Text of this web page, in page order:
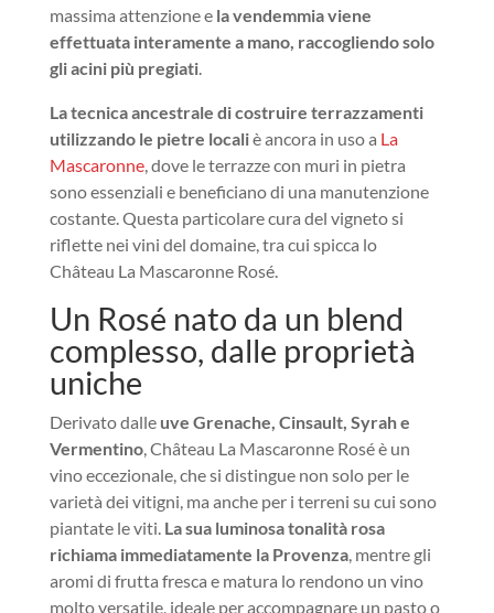
massima attenzione e la vendemmia viene
effettuata interamente a mano, raccogliendo solo
gli acini più pregiati.
La tecnica ancestrale di costruire terrazzamenti
utilizzando le pietre localiè ancora in uso a La
Mascaronne, dove le terrazze con muri in pietra
sono essenziali e beneficiano di una manutenzione
costante. Questa particolare cura del vigneto si
riflette nei vini del domaine, tra cui spicca lo
Château La Mascaronne Rosé.
Un Rosé nato da un blend
complesso, dalle proprietà
uniche
Derivato dalleuve Grenache, Cinsault, Syrah e
Vermentino, Château La Mascaronne Rosé è un
vino eccezionale, che si distingue non solo per le
varietà dei vitigni, ma anche per i terreni su cui sono
piantate le viti. La sua luminosa tonalità rosa
richiama immediatamente la Provenza, mentre gli
aromi di frutta fresca e matura lo rendono un vino
molto versatile, ideale per accompagnare un pasto o